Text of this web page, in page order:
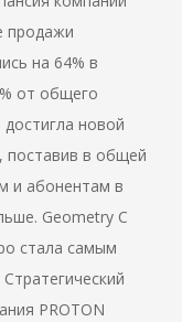
продажи
на 64% в
от общего
новой
поставив в общей
и абонентам в
Geometry C
стала самым
PROTON